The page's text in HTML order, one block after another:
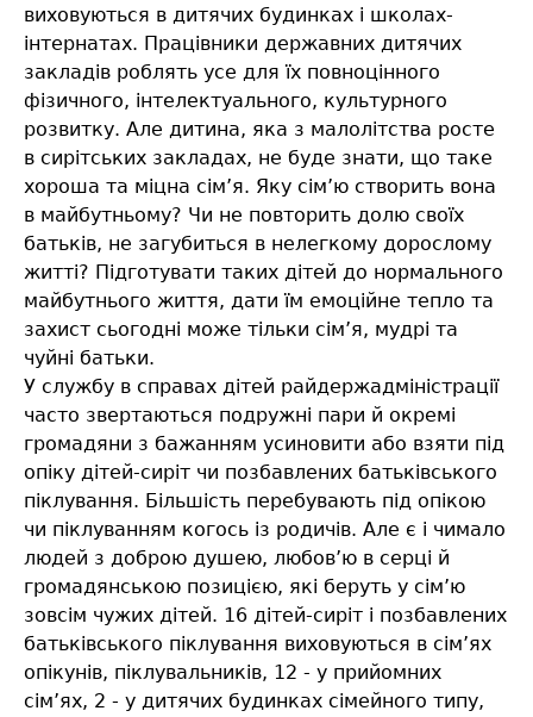
виховуються в дитячих будинках і школах-
інтернатах. Працівники державних дитячих
закладів роблять усе для їх повноцінного
фізичного, інтелектуального, культурного
розвитку. Але дитина, яка з малолітства росте
в сирітських закладах, не буде знати, що таке
хороша та міцна сім’я. Яку сім’ю створить вона
в майбутньому? Чи не повторить долю своїх
батьків, не загубиться в нелегкому дорослому
житті? Підготувати таких дітей до нормального
майбутнього життя, дати їм емоційне тепло та
захист сьогодні може тільки сім’я, мудрі та
чуйні батьки.
У службу в справах дітей райдержадміністрації
часто звертаються подружні пари й окремі
громадяни з бажанням усиновити або взяти під
опіку дітей-сиріт чи позбавлених батьківського
піклування. Більшість перебувають під опікою
чи піклуванням когось із родичів. Але є і чимало
людей з доброю душею, любов’ю в серці й
громадянською позицією, які беруть у сім’ю
зовсім чужих дітей. 16 дітей-сиріт і позбавлених
батьківського піклування виховуються в сім’ях
опікунів, піклувальників, 12 - у прийомних
сім’ях, 2 - у дитячих будинках сімейного типу,